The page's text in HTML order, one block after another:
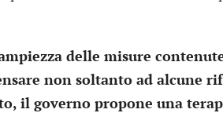
delle misure
non soltanto ad alcune
il governo propone una